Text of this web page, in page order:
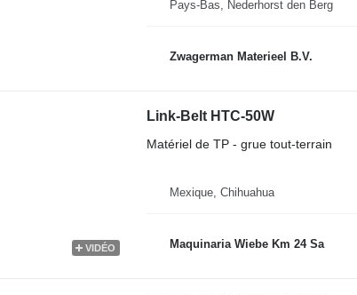
Pays-Bas, Nederhorst den Berg
Zwagerman Materieel B.V.
VIDÉO
Link-Belt HTC-50W
Matériel de TP - grue tout-terrain
Mexique, Chihuahua
Maquinaria Wiebe Km 24 Sa